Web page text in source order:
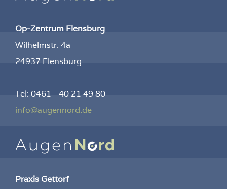
Op-Zentrum Flensburg
Wilhelmstr. 4a
24937 Flensburg
Tel: 0461 - 40 21 49 80
info@augennord.de
Praxis Gettorf